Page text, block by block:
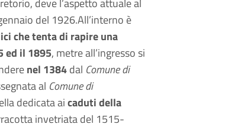
deve l’aspetto attuale al
del 1926.All’interno è
che tenta di rapire una
ed il 1895, metre all’ingresso si
nel 1384dal Comune di
al Comune di
dedicata aicaduti della
invetriata del 1515-